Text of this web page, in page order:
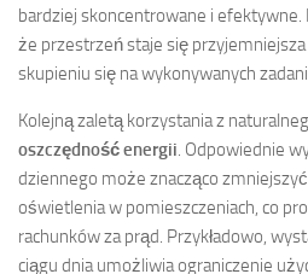
bardziej skoncentrowane i efektywne.
że przestrzeń staje się
skupieniu się na wykonywanych
Kolejną zaletą korzystania z
oszczędność energii. Odpowiednie
dziennego może znacząco
oświetlenia w pomieszczeniach, co
rachunków za prąd. Przykładowo,
ciągu dnia umożliwia ograniczenie